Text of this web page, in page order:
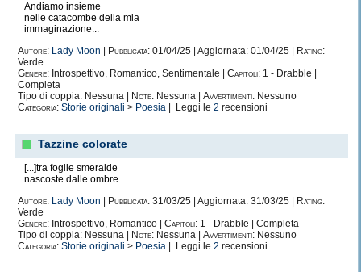
Andiamo insieme
nelle catacombe della mia
immaginazione...
Autore: Lady Moon Pubblicata: 01/04/25 | Aggiornata: 01/04/25 |
Rating:
Verde
Genere: Introspettivo, Romantico, Sentimentale | Capitoli: 1 - Drabble |
Completa
Tipo di coppia: Nessuna |
Note: Nessuna | Avvertimenti: Nessuno
Categoria: Storie originali > Poesia | Leggi le 2 recensioni
Tazzine colorate
[...]tra foglie smeralde
nascoste dalle ombre...
Autore: Lady Moon Pubblicata: 31/03/25 | Aggiornata: 31/03/25 |
Rating:
Verde
Genere: Introspettivo, Romantico | Capitoli: 1 - Drabble | Completa
Tipo di coppia: Nessuna |
Note: Nessuna | Avvertimenti: Nessuno
Categoria: Storie originali > Poesia | Leggi le 2 recensioni